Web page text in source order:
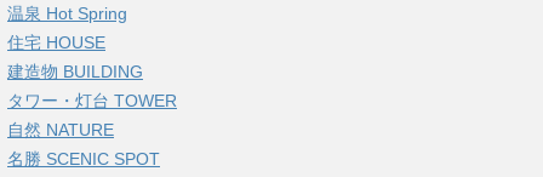
温泉 Hot Spring
住宅 HOUSE
建造物 BUILDING
タワー・灯台 TOWER
自然 NATURE
名勝 SCENIC SPOT